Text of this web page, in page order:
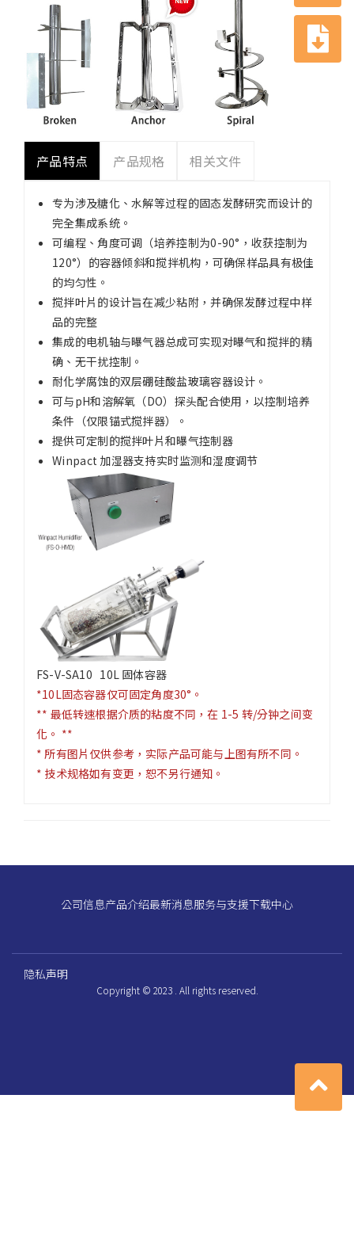
产品特点 产品规格 相关文件
专为涉及糖化、水解等过程的固态发酵研究而设计的
完全集成系统。
可编程、角度可调（培养控制为0-90°，收获控制为
120°）的容器倾斜和搅拌机构，可确保样品具有极佳
的均匀性。
搅拌叶片的设计旨在减少粘附，并确保发酵过程中样
品的完整
集成的电机轴与曝气器总成可实现对曝气和搅拌的精
确、无干扰控制。
耐化学腐蚀的双层硼硅酸盐玻璃容器设计。
可与pH和溶解氧（DO）探头配合使用，以控制培养
条件（仅限锚式搅拌器）。
提供可定制的搅拌叶片和曝气控制器
Winpact 加湿器支持实时监测和湿度调节
FS-V-SA10 10L 固体容器
*10L固态容器仅可固定角度30°。
** 最低转速根据介质的粘度不同，在 1-5 转/分钟之间变
化。 **
* 所有图片仅供参考，实际产品可能与上图有所不同。
* 技术规格如有变更，恕不另行通知。
公司信息产品介绍最新消息服务与支援下载中心
隐私声明
Copyright © 2023 . All rights reserved.